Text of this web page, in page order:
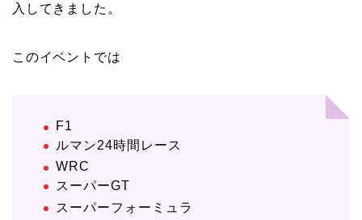
入してきました。
このイベントでは
F1
ルマン24時間レース
WRC
スーパーGT
スーパーフォーミュラ